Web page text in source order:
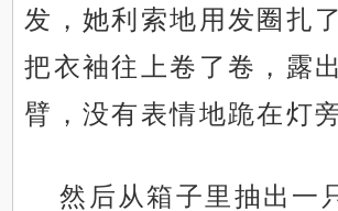
发，她利索地用发圈扎
把衣袖往上卷了卷，露
臂，没有表情地跪在灯旁
然后从箱子里抽出一